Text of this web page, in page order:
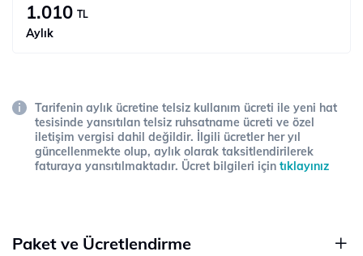
1.010 TL
Aylık
Tarifenin aylık ücretine telsiz kullanım ücreti ile yeni hat
tesisinde yansıtılan telsiz ruhsatname ücreti ve özel
iletişim vergisi dahil değildir. İlgili ücretler her yıl
güncellenmekte olup, aylık olarak taksitlendirilerek
faturaya yansıtılmaktadır. Ücret bilgileri için tıklayınız
Paket ve Ücretlendirme